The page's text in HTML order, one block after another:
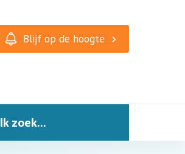
Blijf op de hoogte
Ik zoek...